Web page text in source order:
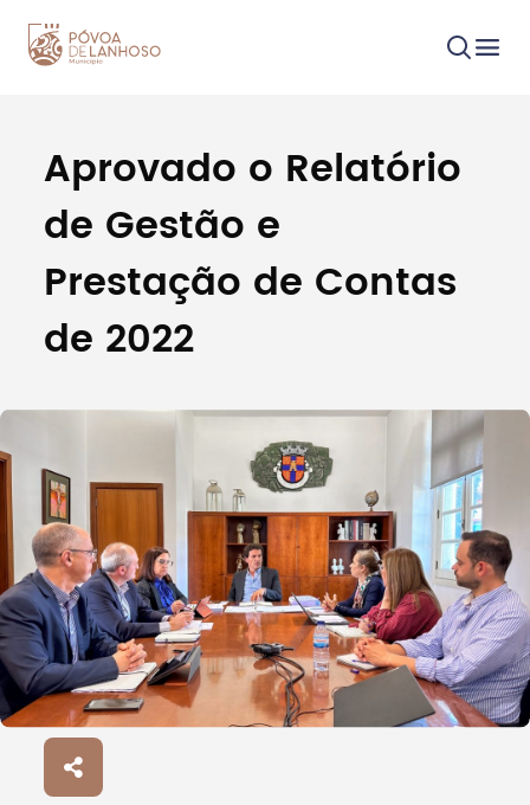
Procurar
Tipo de conteúdo
Filtros
Aprovado o Relatório
de Gestão e
Prestação de Contas
de 2022